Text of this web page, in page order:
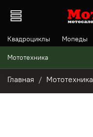
Квадроциклы Мопеды
Мототехника
Главная Мототехника